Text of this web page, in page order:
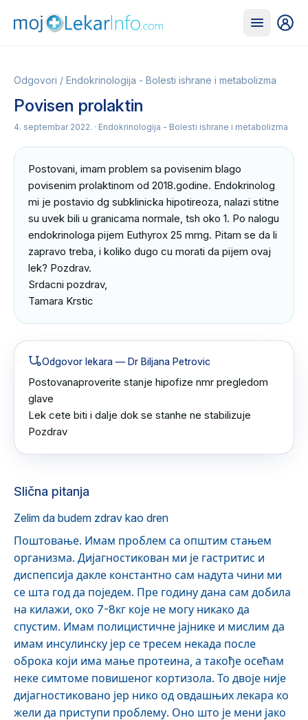
Odgovori / Endokrinologija - Bolesti ishrane i metabolizma
Povisen prolaktin
4. septembar 2022. · Endokrinologija - Bolesti ishrane i metabolizma
Postovani, imam problem sa povisenim blago
povisenim prolaktinom od 2018.godine. Endokrinolog
mi je postavio dg subklinicka hipotireoza, nalazi stitne
su uvek bili u granicama normale, tsh oko 1. Po nalogu
endokrinologa pijem Euthyrox 25 mmg. Pitam se da li
zapravo treba, i koliko dugo cu morati da pijem ovaj
lek? Pozdrav.
Srdacni pozdrav,
Tamara Krstic
Odgovor lekara — Dr Biljana Petrovic
Postovanaproverite stanje hipofize nmr pregledom
glave
Lek cete biti i dalje dok se stanhe ne stabilizuje
Pozdrav
Slična pitanja
Zelim da budem zdrav kao dren
Поштовање. Имам проблем са општим стањем
организма. Дијагностикован ми је гастритис и
диспепсија дакле константно сам надута чини ми
се шта год да поједем. Пре годину дана сам добила
на килажи, око 7-8кг које не могу никако да
спустим. Имам полицистичне јајнике и мислим да
имам инсулинску јер се тресем некада после
оброка који има мање протеина, а такође осећам
неке симтоме повишеног кортизола. То двоје није
дијагностиковано јер нико од овдашњих лекара ко
жели да приступи проблему. Оно што је мени јако